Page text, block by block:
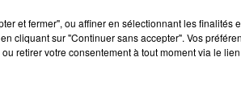
à
D!RECT LIVE : L'INTERVIEW DE
LAROSE
et fermer", ou affiner en sélectionnant les finalités
cliquant sur "Continuer sans accepter". Vos
retirer votre consentement à tout moment via le